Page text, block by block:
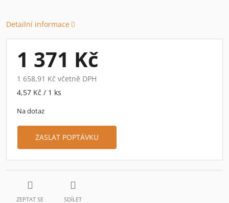
Detailní informace
1 371 Kč
1 658,91 Kč včetně DPH
Měrná
4,57 Kč / 1 ks
Na dotaz
ZASLAT POPTÁVKU
ZEPTAT SE SDÍLET